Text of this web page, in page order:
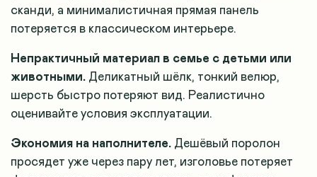
сканди, а минималистичная прямая панель
потеряется в классическом интерьере.
Непрактичный материал в семье с детьми или
животными. Деликатный шёлк, тонкий велюр,
шерсть быстро потеряют вид. Реалистично
оценивайте условия эксплуатации.
Экономия на наполнителе. Дешёвый поролон
просядет уже через пару лет, изголовье потеряет